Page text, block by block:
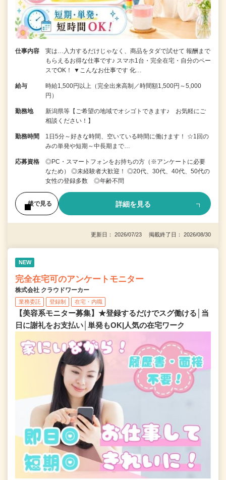
仕事内容
実は…入力するだけじゃなく、商品をタダで試せて 報酬まで
もらえるお得な仕事です♪ スマホ1台・完全在宅・自分のペー
スでOK！ ▼こんなお仕事です 化…
給与
時給1,500円以上（完全出来高制／時間額1,500円～5,000
円）
勤務地
新潟県等【ご希望の地域でオシゴトできます♪ お気軽にご
相談ください！】
勤務時間
1日5分～好きな時間、空いている時間に働けます！ ☆1回の
みの単発や短期～中長期まで…
応募資格
◎PC・スマートフォンをお持ちの方（※アンケートに必要
なため） ◎未経験者大歓迎！ ◎20代、30代、40代、50代の
女性の登録多数 ◎年齢不問
後で見る 詳細を見る
更新日： 2026/07/23 掲載終了日： 2026/08/30
NEW
完全在宅可のアンケートモニター
株式会社 クラウドワーカー
業務委託 登録制 在宅・内職
【美容系モニター募集】★登録するだけでスグ働ける│当
日に謝礼をお支払い│単発もOK|人気の在宅ワーク